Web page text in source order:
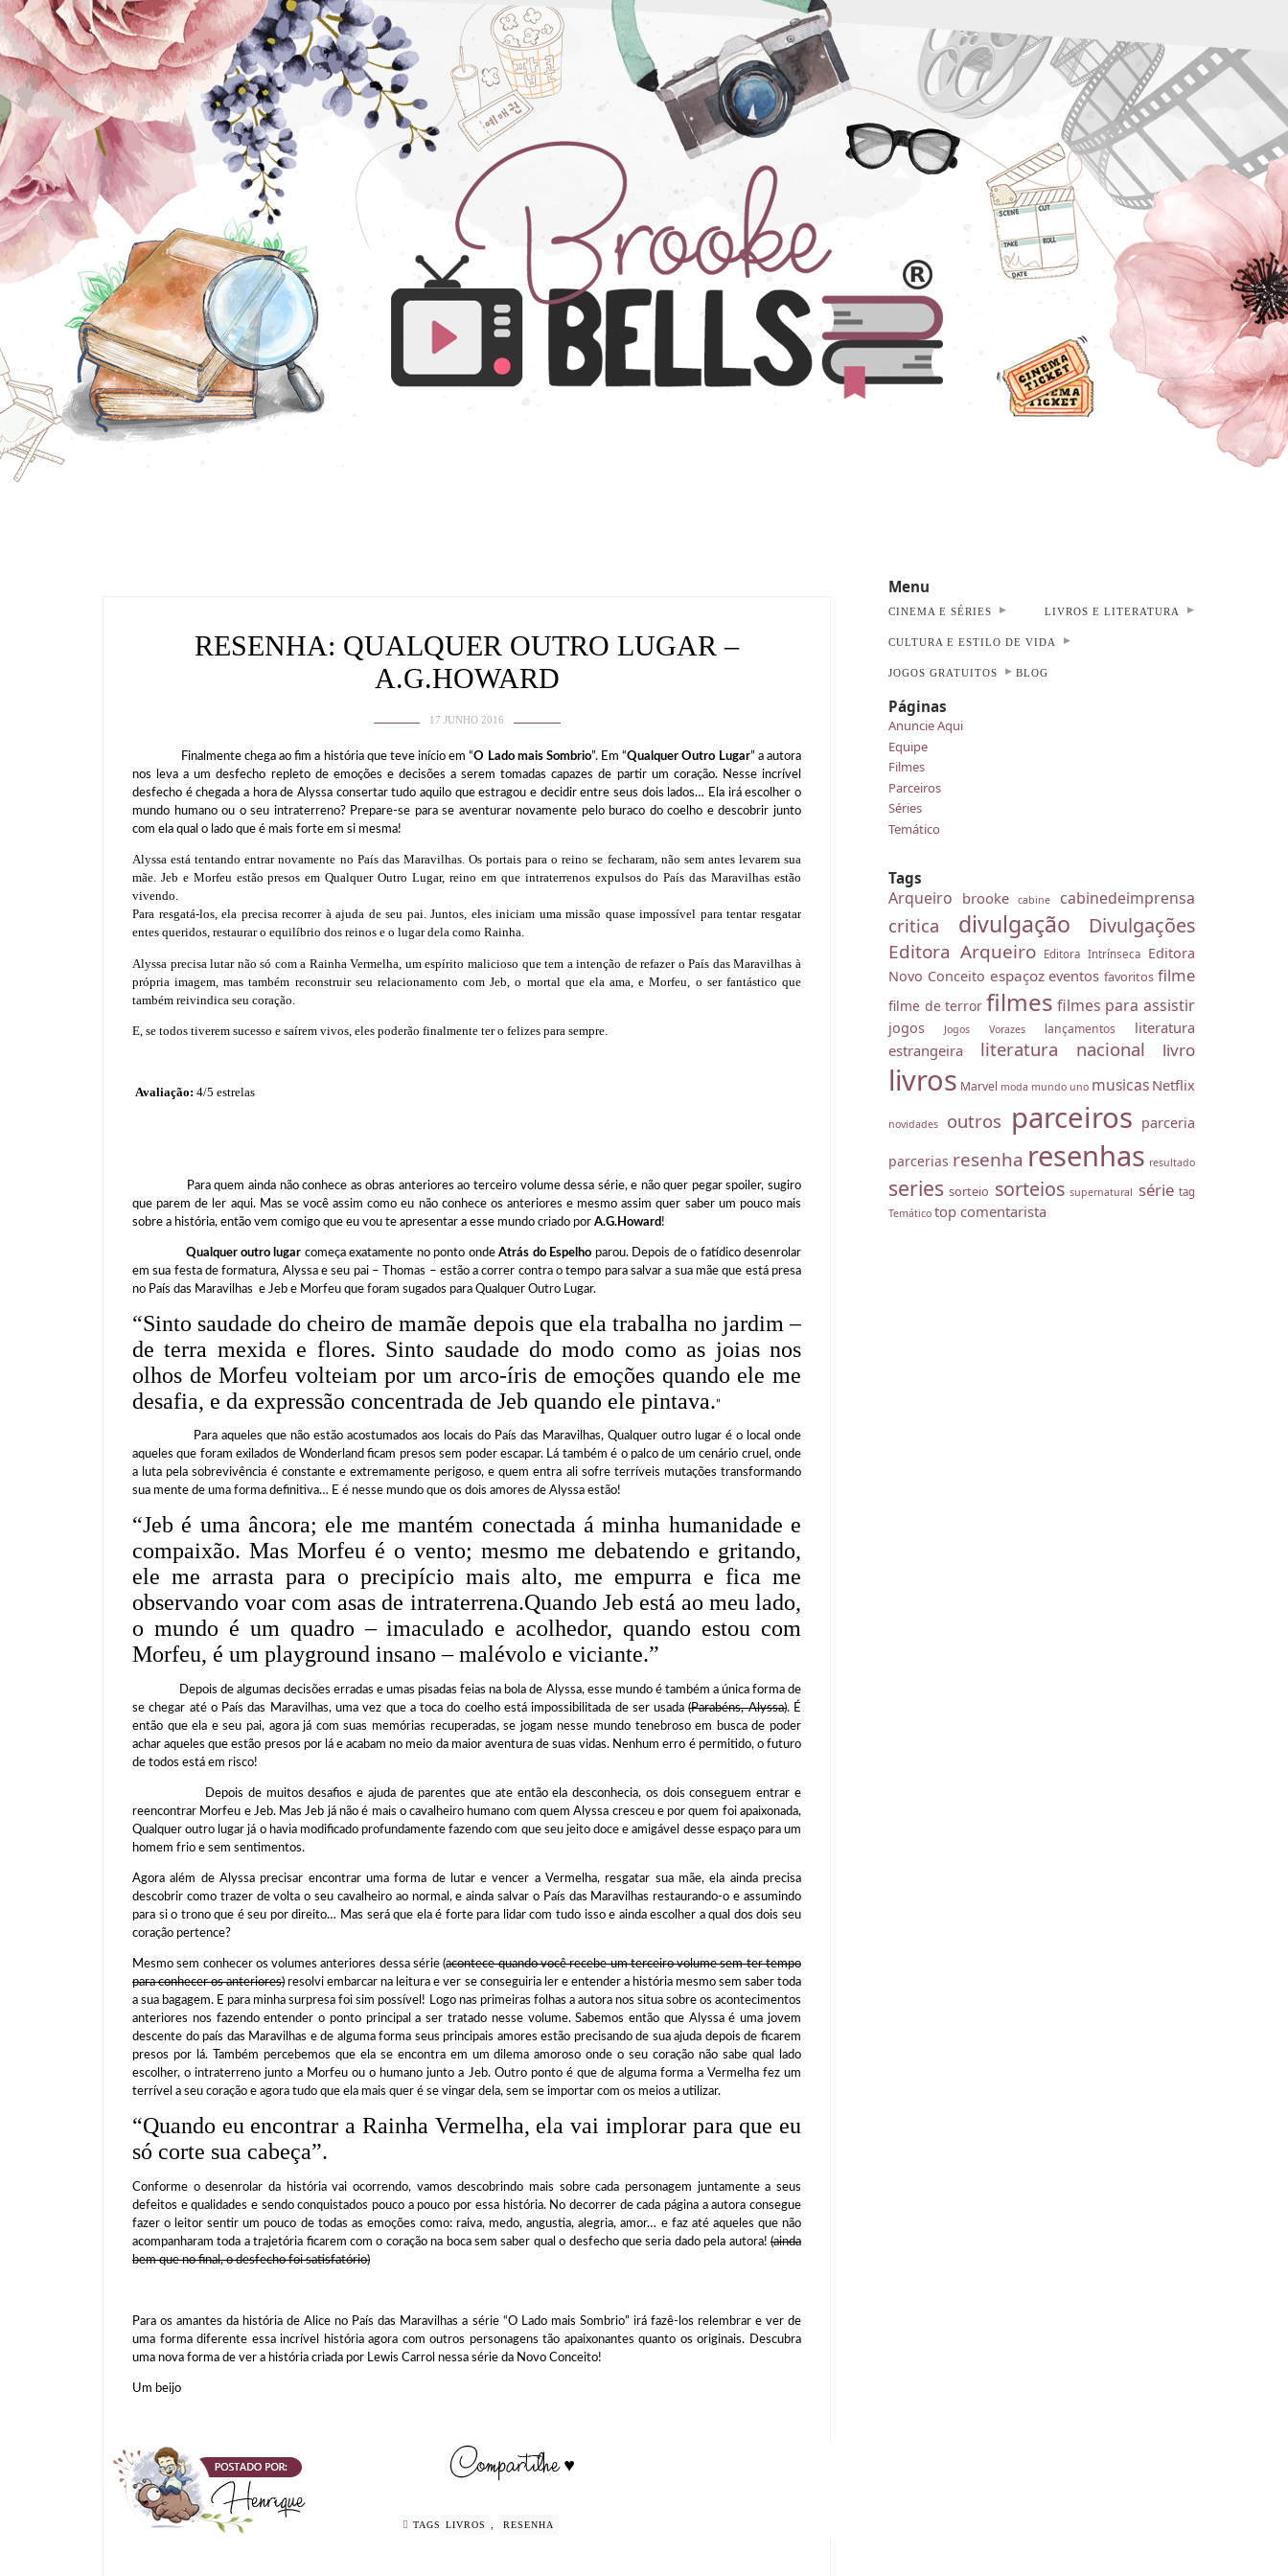
RESENHA: QUALQUER OUTRO LUGAR –
A.G.HOWARD
17 JUNHO 2016
Finalmente chega ao fim a história que teve início em “O Lado mais Sombrio”. Em “Qualquer Outro Lugar” a autora
nos leva a um desfecho repleto de emoções e decisões a serem tomadas capazes de partir um coração. Nesse incrível
desfecho é chegada a hora de Alyssa consertar tudo aquilo que estragou e decidir entre seus dois lados… Ela irá escolher o
mundo humano ou o seu intraterreno? Prepare-se para se aventurar novamente pelo buraco do coelho e descobrir junto
com ela qual o lado que é mais forte em si mesma!
Alyssa está tentando entrar novamente no País das Maravilhas. Os portais para o reino se fecharam, não sem antes levarem sua
mãe. Jeb e Morfeu estão presos em Qualquer Outro Lugar, reino em que intraterrenos expulsos do País das Maravilhas estão
vivendo.
Para resgatá-los, ela precisa recorrer à ajuda de seu pai. Juntos, eles iniciam uma missão quase impossível para tentar resgatar
entes queridos, restaurar o equilíbrio dos reinos e o lugar dela como Rainha.
Alyssa precisa lutar não só com a Rainha Vermelha, um espírito malicioso que tem a intenção de refazer o País das Maravilhas à
própria imagem, mas também reconstruir seu relacionamento com Jeb, o mortal que ela ama, e Morfeu, o ser fantástico que
também reivindica seu coração.
E, se todos tiverem sucesso e saírem vivos, eles poderão finalmente ter o felizes para sempre.
Avaliação: 4/5 estrelas
Para quem ainda não conhece as obras anteriores ao terceiro volume dessa série, e não quer pegar spoiler, sugiro
que parem de ler aqui. Mas se você assim como eu não conhece os anteriores e mesmo assim quer saber um pouco mais
sobre a história, então vem comigo que eu vou te apresentar a esse mundo criado por A.G.Howard !
Qualquer outro lugar começa exatamente no ponto ondeAtrás do Espelho parou. Depois de o fatídico desenrolar
em sua festa de formatura, Alyssa e seu pai – Thomas – estão a correr contra o tempo para salvar a sua mãe que está presa
no País das Maravilhas e Jeb e Morfeu que foram sugados para Qualquer Outro Lugar.
“Sinto saudade do cheiro de mamãe depois que ela trabalha no jardim –
de terra mexida e flores. Sinto saudade do modo como as joias nos
olhos de Morfeu volteiam por um arco-íris de emoções quando ele me
desafia, e da expressão concentrada de Jeb quando ele pintava.”
Para aqueles que não estão acostumados aos locais do País das Maravilhas, Qualquer outro lugar é o local onde
aqueles que foram exilados de Wonderland ficam presos sem poder escapar. Lá também é o palco de um cenário cruel, onde
a luta pela sobrevivência é constante e extremamente perigoso, e quem entra ali sofre terríveis mutações transformando
sua mente de uma forma definitiva… E é nesse mundo que os dois amores de Alyssa estão!
“Jeb é uma âncora; ele me mantém conectada á minha humanidade e
compaixão. Mas Morfeu é o vento; mesmo me debatendo e gritando,
ele me arrasta para o precipício mais alto, me empurra e fica me
observando voar com asas de intraterrena.Quando Jeb está ao meu lado,
o mundo é um quadro – imaculado e acolhedor, quando estou com
Morfeu, é um playground insano – malévolo e viciante.”
Depois de algumas decisões erradas e umas pisadas feias na bola de Alyssa, esse mundo é também a única forma de
se chegar até o País das Maravilhas, uma vez que a toca do coelho está impossibilitada de ser usada(Parabéns, Alyssa). É
então que ela e seu pai, agora já com suas memórias recuperadas, se jogam nesse mundo tenebroso em busca de poder
achar aqueles que estão presos por lá e acabam no meio da maior aventura de suas vidas. Nenhum erro é permitido, o futuro
de todos está em risco!
Depois de muitos desafios e ajuda de parentes que ate então ela desconhecia, os dois conseguem entrar e
reencontrar Morfeu e Jeb. Mas Jeb já não é mais o cavalheiro humano com quem Alyssa cresceu e por quem foi apaixonada,
Qualquer outro lugar já o havia modificado profundamente fazendo com que seu jeito doce e amigável desse espaço para um
homem frio e sem sentimentos.
Agora além de Alyssa precisar encontrar uma forma de lutar e vencer a Vermelha, resgatar sua mãe, ela ainda precisa
descobrir como trazer de volta o seu cavalheiro ao normal, e ainda salvar o País das Maravilhas restaurando-o e assumindo
para si o trono que é seu por direito… Mas será que ela é forte para lidar com tudo isso e ainda escolher a qual dos dois seu
coração pertence?
Mesmo sem conhecer os volumes anteriores dessa série (acontece quando você recebe um terceiro volume sem ter tempo
para conhecer os anteriores)resolvi embarcar na leitura e ver se conseguiria ler e entender a história mesmo sem saber toda
a sua bagagem. E para minha surpresa foi sim possível! Logo nas primeiras folhas a autora nos situa sobre os acontecimentos
anteriores nos fazendo entender o ponto principal a ser tratado nesse volume. Sabemos então que Alyssa é uma jovem
descente do país das Maravilhas e de alguma forma seus principais amores estão precisando de sua ajuda depois de ficarem
presos por lá. Também percebemos que ela se encontra em um dilema amoroso onde o seu coração não sabe qual lado
escolher, o intraterreno junto a Morfeu ou o humano junto a Jeb. Outro ponto é que de alguma forma a Vermelha fez um
terrível a seu coração e agora tudo que ela mais quer é se vingar dela, sem se importar com os meios a utilizar.
“Quando eu encontrar a Rainha Vermelha, ela vai implorar para que eu
só corte sua cabeça”.
Conforme o desenrolar da história vai ocorrendo, vamos descobrindo mais sobre cada personagem juntamente a seus
defeitos e qualidades e sendo conquistados pouco a pouco por essa história. No decorrer de cada página a autora consegue
fazer o leitor sentir um pouco de todas as emoções como: raiva, medo, angustia, alegria, amor… e faz até aqueles que não
acompanharam toda a trajetória ficarem com o coração na boca sem saber qual o desfecho que seria dado pela autora! (ainda
bem que no final, o desfecho foi satisfatório)
Para os amantes da história de Alice no País das Maravilhas a série “O Lado mais Sombrio” irá fazê-los relembrar e ver de
uma forma diferente essa incrível história agora com outros personagens tão apaixonantes quanto os originais. Descubra
uma nova forma de ver a história criada por Lewis Carrol nessa série da Novo Conceito!
Um beijo
TAGS LIVROS , RESENHA
Menu
CINEMA E SÉRIES LIVROS E LITERATURA
CULTURA E ESTILO DE VIDA
JOGOS GRATUITOS BLOG
Páginas
Anuncie Aqui
Equipe
Filmes
Parceiros
Séries
Temático
Tags
Arqueiro brooke cabine cabinedeimprensa
critica divulgação Divulgações
Editora Arqueiro Editora Intrínseca Editora
Novo Conceito espaçoz eventos favoritos filme
filme de terror filmes filmes para assistir
jogos Jogos Vorazes lançamentos
literatura
estrangeira
literatura nacional livro
livros Marvel moda mundo uno musicas Netflix
novidades outros parceiros parceria
parcerias resenha resenhas resultado
series sorteio sorteios supernatural série tag
Temático top comentarista